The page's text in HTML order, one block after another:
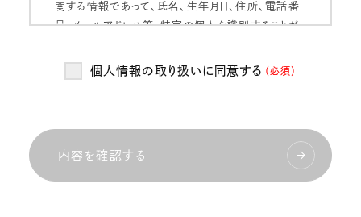
関する情報であって、氏名、生年月日、住所、電話番
号、メールアドレス等、特定の個人を識別することが
ざん・漏洩などを防止するため、セキュリティシステム
の維持・管理体制の整備・社員教育の徹底等の必要
な措置を講じ、安全対策を実施し個人情報の厳重な
個人情報の取り扱いに同意する （必須）
内容を確認する